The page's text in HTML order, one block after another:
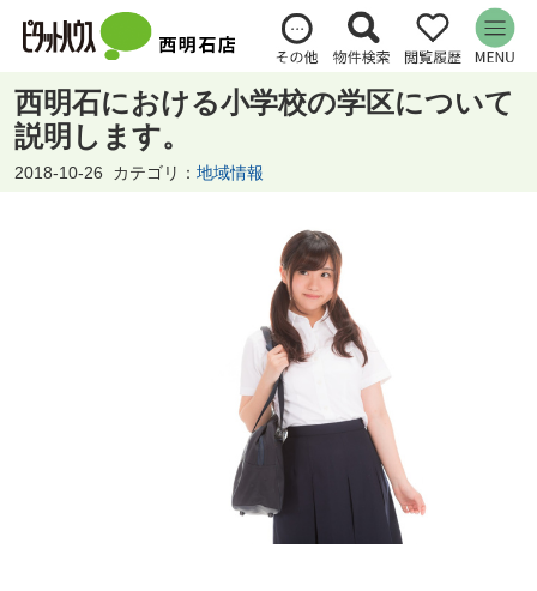
西明石における小学校の学区について
説明します。
2018-10-26 カテゴリ： 地域情報